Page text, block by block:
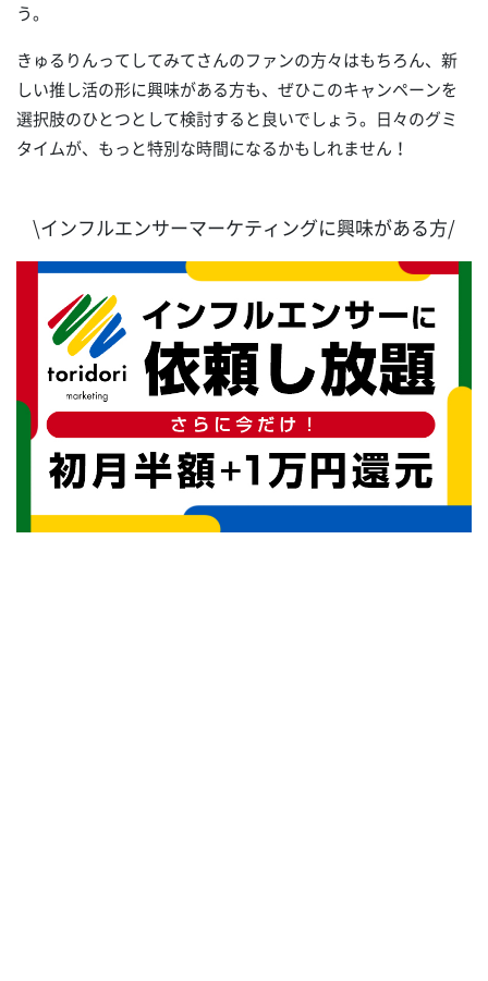
う。
きゅるりんってしてみてさんのファンの方々はもちろん、新
しい推し活の形に興味がある方も、ぜひこのキャンペーンを
選択肢のひとつとして検討すると良いでしょう。日々のグミ
タイムが、もっと特別な時間になるかもしれません！
\インフルエンサーマーケティングに興味がある方/